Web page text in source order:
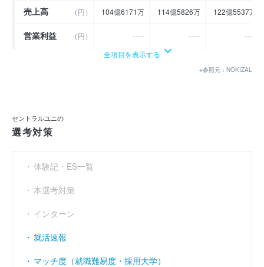
売上高 （円） 104億6171万 114億5826万 122億5537万
営業利益 （円） ---- ----
----
9億3494万
売上伸び率
営業利益率 ---- ----
----
全項目を表示する
※参照元：NOKIZAL
セントラルユニの
選考対策
体験記・ES一覧
本選考対策
インターン
就活速報
マッチ度（就職難易度・採用大学）